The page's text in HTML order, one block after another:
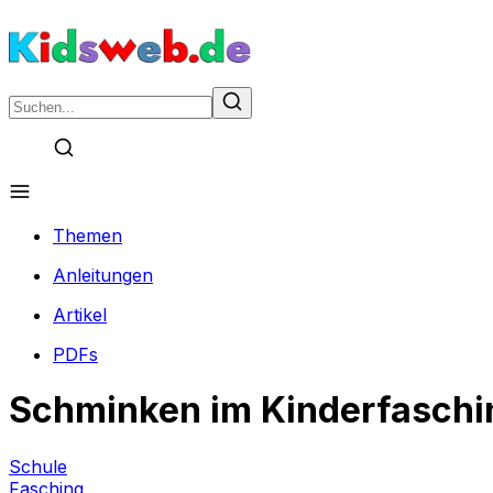
Themen
Anleitungen
Artikel
PDFs
Schminken im
Schule
Fasching